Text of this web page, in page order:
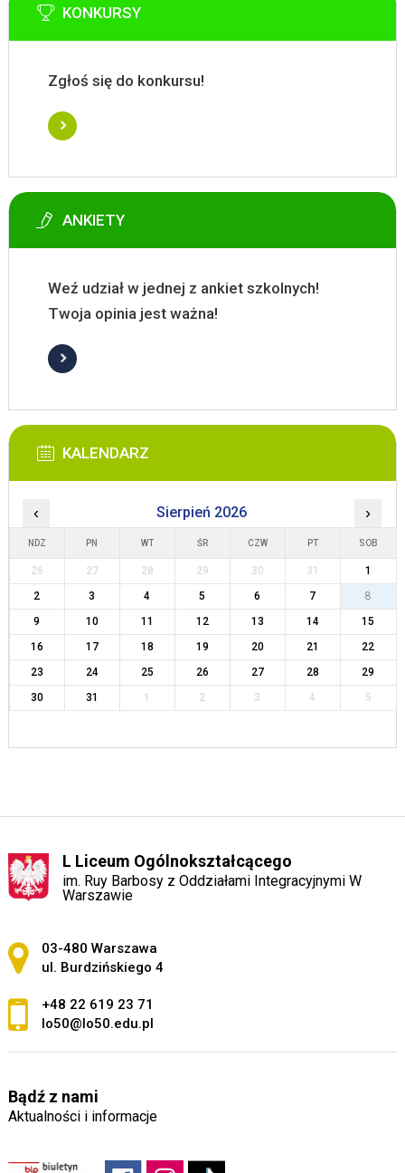
KONKURSY
Zgłoś się do konkursu!
ANKIETY
Weź udział w jednej z ankiet szkolnych!
Twoja opinia jest ważna!
KALENDARZ
‹ Sierpień 2026 ›
NDZ PN WT ŚR CZW PT SOB
26 27 28 29 30 31
1
2
3 4 5 6 7
8
9
10 11 12 13 14
15
16
17 18 19 20 21
22
23
24 25 26 27 28
29
30
31 1 2 3 4 5
L Liceum Ogólnokształcącego
im. Ruy Barbosy z Oddziałami Integracyjnymi W
Warszawie
Adres pocztowy:
03-480 Warszawa
ul. Burdzińskiego 4
+48 22 619 23 71
lo50@lo50.edu.pl
Bądź z nami
Aktualności i informacje